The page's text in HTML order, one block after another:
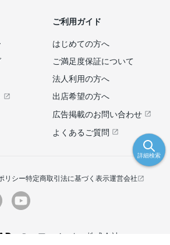
詳細検索
ご利用ガイド
はじめての方へ
ご満足度保証について
法人利用の方へ
出店希望の方へ
広告掲載のお問い合わせ
よくあるご質問
リシー特定商取引法に基づく表示運営会社
© ユアマイスター株式会社